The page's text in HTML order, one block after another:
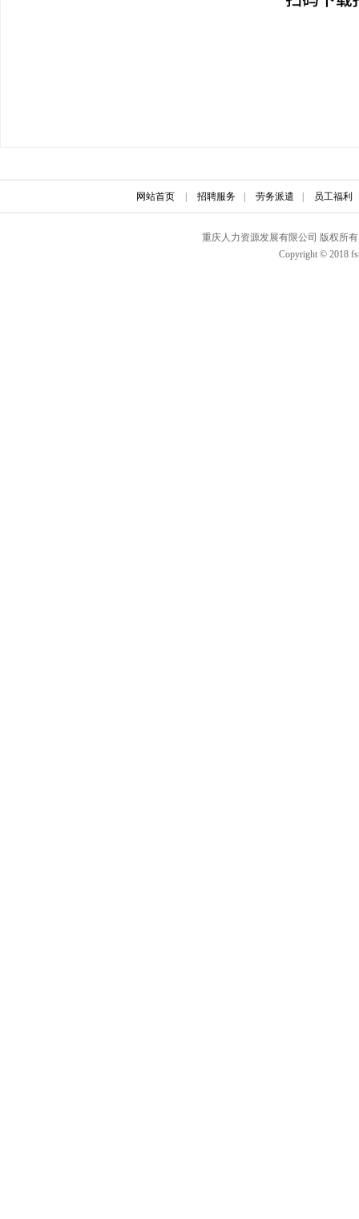
网站首页 招聘服务 劳务派遣 员工福利
重庆人力资源发展有限公司 版权所
Copyright © 2018